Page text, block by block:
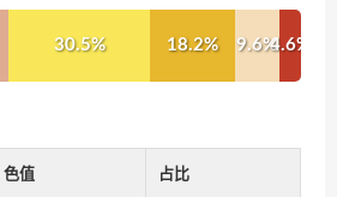
30.5% 18.2% 9.6%4.6%
色值 占比